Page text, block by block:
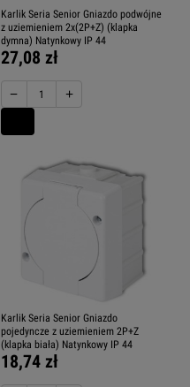
Karlik Seria Senior Gniazdo podwójne
z uziemieniem 2x(2P+Z) (klapka
dymna) Natynkowy IP 44
27,08 zł
− +
Karlik Seria Senior Gniazdo
pojedyncze z uziemieniem 2P+Z
(klapka biała) Natynkowy IP 44
18,74 zł